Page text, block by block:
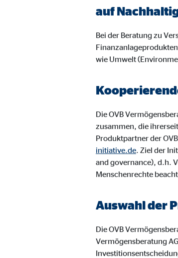
auf
Bei der Beratung zu
wie Umwelt
Die OVB
zusammen, die
Produktpartner der
initiative.de. Ziel der
and governance), d.h.
Menschenrechte
Auswahl der
Die OVB
Vermögensberatung
Cookie Laufzeit:
ProvenExpert | Empfänger:
Zweck:
Cookie Laufzeit: